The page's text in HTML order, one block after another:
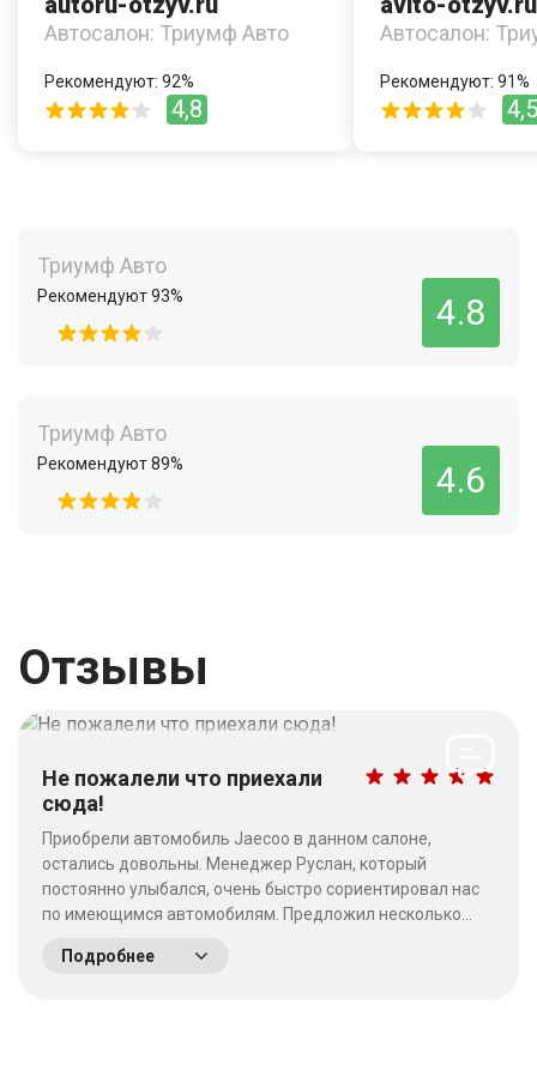
Автосалон: Триумф Авто
Рекомендуют: 92%
4,8
Автосалон:
Рекомендуют: 91%
4,5
Триумф Авто
Рекомендуют 93% 4.8
Триумф Авто
Рекомендуют 89% 4.6
Отзывы
Не пожалели что приехали
сюда!
Приобрели автомобиль Jaecoo в данном салоне,
остались довольны. Менеджер Руслан, который
постоянно улыбался, очень быстро сориентировал нас
по имеющимся автомобилям. Предложил несколько
пожалели что приехали сюда! Качество работы на
Подробнее